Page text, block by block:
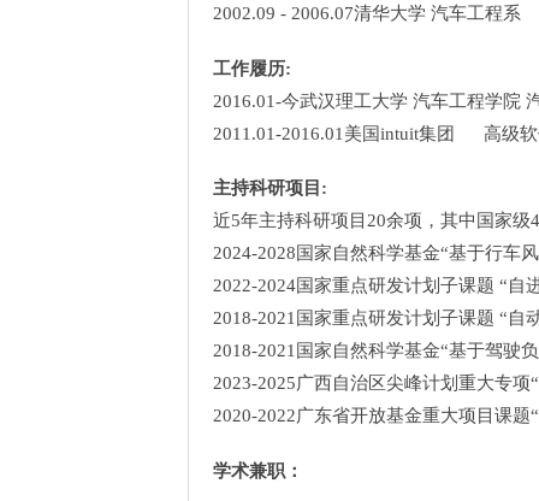
2002.09 - 2006.07清华大学 汽车工程系
工作履历:
2016.01-今武汉理工大学 汽车工程学院
2011.01-2016.01 美国intuit集团 高级
主持科研项目 :
近5年主持科研项目 20余项，其中国家级4
2024-2028 国家自然科学基金“基于行车
2022-2024国家重点研发计划子课题 “自
2018-2021 国家重点研发计划子课题 “自
2018-2021 国家自然科学基金“基于驾驶
2023-2025广西自治区尖峰计划重大专项
2020-2022广东省开放基金重大项目课
学术兼职：